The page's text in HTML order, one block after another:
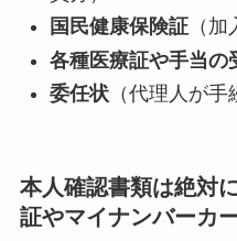
国民健康保険証（加
各種医療証や手当の
委任状（代理人が手
本人確認書類は絶対
証やマイナンバーカ